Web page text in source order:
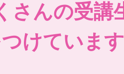
さんの受講
けています